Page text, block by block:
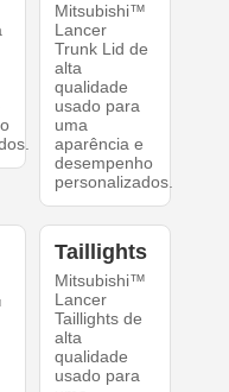
Mitsubishi™
Lancer
Trunk Lid de
alta
qualidade
usado para
uma
aparência e
desempenho
personalizados.
Taillights
Mitsubishi™
Lancer
Taillights de
alta
qualidade
usado para